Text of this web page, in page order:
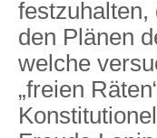
festzuhalten,
den Plänen
welche
„freien